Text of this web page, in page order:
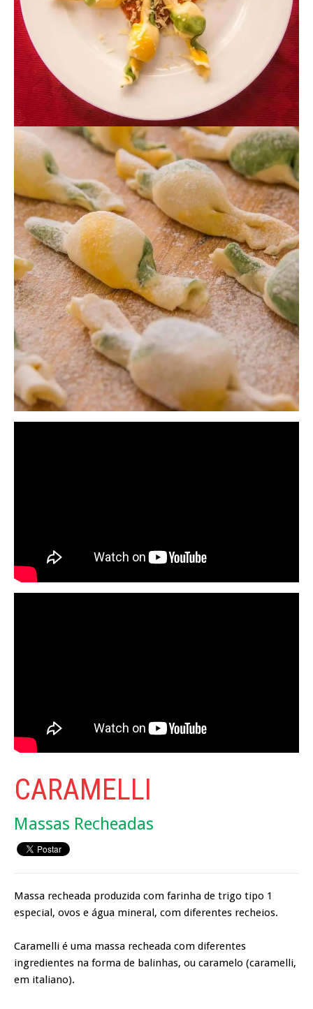
CARAMELLI
Massas Recheadas
Massa recheada produzida com farinha de trigo tipo 1
especial, ovos e água mineral, com diferentes recheios.
Caramelli é uma massa recheada com diferentes
ingredientes na forma de balinhas, ou caramelo (caramelli,
em italiano).